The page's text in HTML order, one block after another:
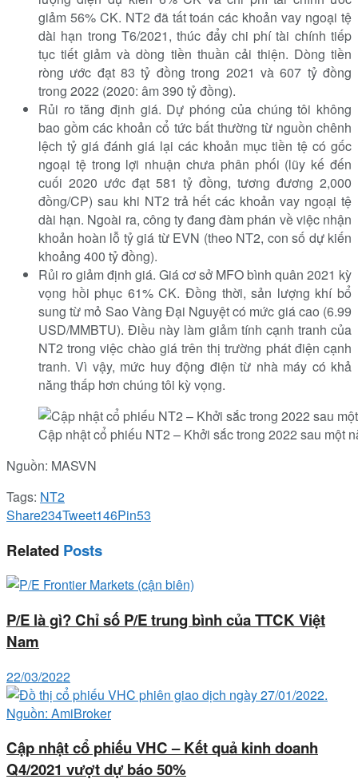
giảm 56% CK. NT2 đã tất toán các khoản vay ngoại tệ
dài hạn trong T6/2021, thúc đẩy chi phí tài chính tiếp
tục tiết giảm và dòng tiền thuần cải thiện. Dòng tiền
ròng ước đạt 83 tỷ đồng trong 2021 và 607 tỷ đồng
trong 2022 (2020: âm 390 tỷ đồng).
Rủi ro tăng định giá. Dự phóng của chúng tôi không
bao gồm các khoản cổ tức bất thường từ nguồn chênh
lệch tỷ giá đánh giá lại các khoản mục tiền tệ có gốc
ngoại tệ trong lợi nhuận chưa phân phối (lũy kế đến
cuối 2020 ước đạt 581 tỷ đồng, tương đương 2,000
đồng/CP) sau khi NT2 trả hết các khoản vay ngoại tệ
dài hạn. Ngoài ra, công ty đang đàm phán về việc nhận
khoản hoàn lỗ tỷ giá từ EVN (theo NT2, con số dự kiến
khoảng 400 tỷ đồng).
Rủi ro giảm định giá. Giá cơ sở MFO bình quân 2021 kỳ
vọng hồi phục 61% CK. Đồng thời, sản lượng khí bổ
sung từ mỏ Sao Vàng Đại Nguyệt có mức giá cao (6.99
USD/MMBTU). Điều này làm giảm tính cạnh tranh của
NT2 trong việc chào giá trên thị trường phát điện cạnh
tranh. Vì vậy, mức huy động điện từ nhà máy có khả
năng thấp hơn chúng tôi kỳ vọng.
Cập nhật cổ phiếu NT2 – Khởi sắc trong 2022 sau một
Nguồn: MASVN
Tags: NT2
Share234Tweet146Pin53
Related Posts
P/E là gì? Chỉ số P/E trung bình của TTCK Việt
Nam
22/03/2022
Cập nhật cổ phiếu VHC – Kết quả kinh doanh
Q4/2021 vượt dự báo 50%